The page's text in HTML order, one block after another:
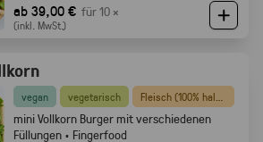
ab 39,00 € für 10 ×
(inkl. MwSt.)
vegan vegetarisch
mini Vollkorn Burger mit verschiedenen
Füllungen · Fingerfood